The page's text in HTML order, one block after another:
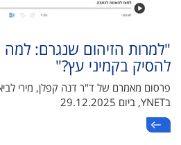
"למרות הזיהום שנגרם: למה
להסיק בקמיני עץ?"
פרסום מאמרם של ד"ר דנה קפלן, מירי
בYNET, ביום 29.12.2025